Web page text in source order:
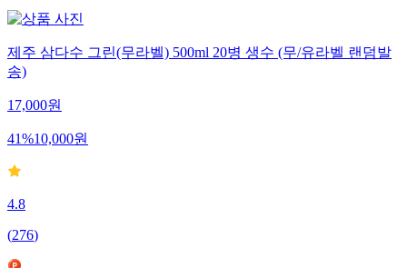
제주 삼다수 그린(무라벨) 500ml 20병 생수 (무/유라벨 랜덤발
송)
17,000원
41%10,000원
4.8
(276)